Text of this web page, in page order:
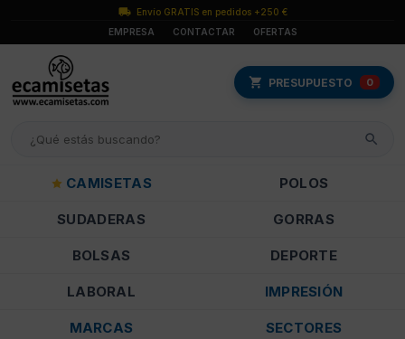
Envío GRATIS en pedidos +250 €
EMPRESA
CONTACTAR OFERTAS
PRESUPUESTO 0
CAMISETAS POLOS
SUDADERAS GORRAS
BOLSAS DEPORTE
LABORAL IMPRESIÓN
MARCAS SECTORES